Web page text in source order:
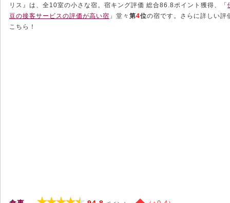
リス』は、全10室の小さな宿。宿キング評価 総合86.8ポイント獲得、「
豆の接客サービスの評価が高い宿 」堂々 第4位の宿です。さらに詳しい評
こちら！